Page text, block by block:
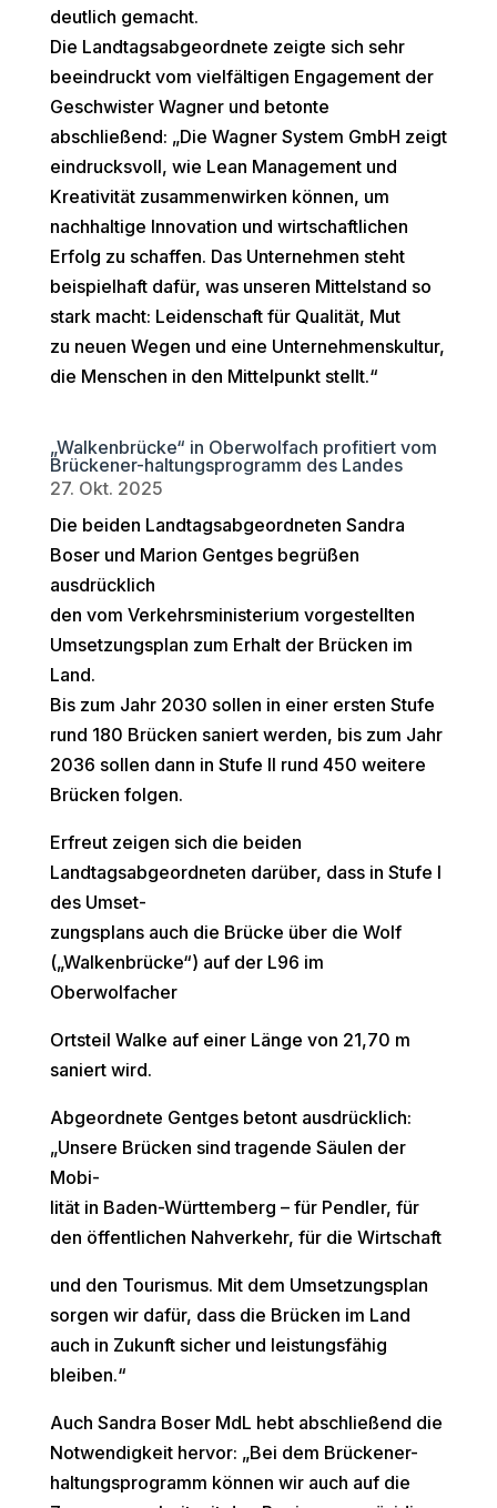
deutlich gemacht.
Die Landtagsabgeordnete zeigte sich sehr
beeindruckt vom vielfältigen Engagement der
Geschwister Wagner und betonte
abschließend: „Die Wagner System GmbH zeigt
eindrucksvoll, wie Lean Management und
Kreativität zusammenwirken können, um
nachhaltige Innovation und wirtschaftlichen
Erfolg zu schaffen. Das Unternehmen steht
beispielhaft dafür, was unseren Mittelstand so
stark macht: Leidenschaft für Qualität, Mut
zu neuen Wegen und eine Unternehmenskultur,
die Menschen in den Mittelpunkt stellt.“
„Walkenbrücke“ in Oberwolfach profitiert vom
Brückener-haltungsprogramm des Landes
27. Okt. 2025
Die beiden Landtagsabgeordneten Sandra
Boser und Marion Gentges begrüßen
ausdrücklich
den vom Verkehrsministerium vorgestellten
Umsetzungsplan zum Erhalt der Brücken im
Land.
Bis zum Jahr 2030 sollen in einer ersten Stufe
rund 180 Brücken saniert werden, bis zum Jahr
2036 sollen dann in Stufe II rund 450 weitere
Brücken folgen.
Erfreut zeigen sich die beiden
Landtagsabgeordneten darüber, dass in Stufe I
des Umset-
zungsplans auch die Brücke über die Wolf
(„Walkenbrücke“) auf der L96 im
Oberwolfacher
Ortsteil Walke auf einer Länge von 21,70 m
saniert wird.
Abgeordnete Gentges betont ausdrücklich:
„Unsere Brücken sind tragende Säulen der
Mobi-
lität in Baden-Württemberg – für Pendler, für
den öffentlichen Nahverkehr, für die Wirtschaft
und den Tourismus. Mit dem Umsetzungsplan
sorgen wir dafür, dass die Brücken im Land
auch in Zukunft sicher und leistungsfähig
bleiben.“
Auch Sandra Boser MdL hebt abschließend die
Notwendigkeit hervor: „Bei dem Brückener-
haltungsprogramm können wir auch auf die